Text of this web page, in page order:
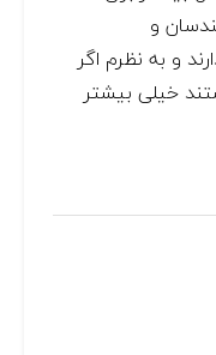
و
و به نظرم اگر
خیلی بیشتر